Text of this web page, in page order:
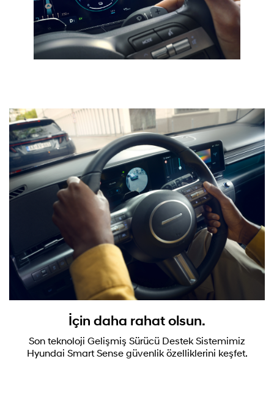
İçin daha rahat olsun.
Son teknoloji Gelişmiş Sürücü Destek Sistemimiz
Hyundai Smart Sense güvenlik özelliklerini keşfet.